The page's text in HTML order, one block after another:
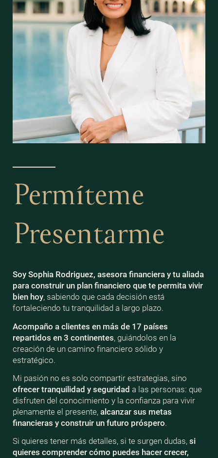
Permíteme
Presentarme
Soy Sophia Rodriguez, asesora financiera y tu aliada
para construir un plan financiero que te permita vivir
bien hoy, sabiendo que cada decisión está
fortaleciendo tu tranquilidad a largo plazo.
Acompaño a clientes en más de 17 países
repartidos en 3 continentes, guiándolos en la
creación de un camino financiero sólido y
estratégico.
Mi pasión no es solo compartir estrategias, sino
ofrecer tranquilidad y seguridad a las personas: que
disfruten del conocimiento y la confianza para vivir
plenamente el presente, alcanzar sus metas
financieras y construir un futuro próspero.
Si quieres tener más detalles, si te surgen dudas, si
quieres comprender cómo puedes hacer crecer,